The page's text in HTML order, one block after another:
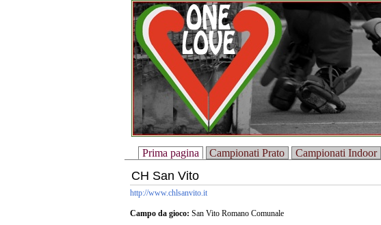
Prima pagina Campionati Prato Campionati Indoor
CH San Vito
http://www.chlsanvito.it
Campo da gioco: San Vito Romano Comunale